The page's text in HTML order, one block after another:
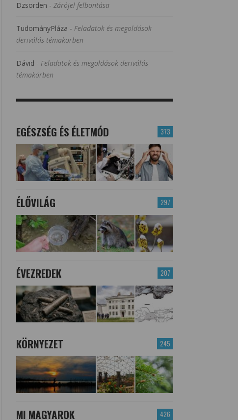
Dzsorden - Zárójel felbontása
TudományPláza - Feladatok és megoldások
deriválás témakörben
Dávid - Feladatok és megoldások deriválás
témakörben
373
EGÉSZSÉG ÉS ÉLETMÓD
297
ÉLŐVILÁG
207
ÉVEZREDEK
245
KÖRNYEZET
426
MI MAGYAROK